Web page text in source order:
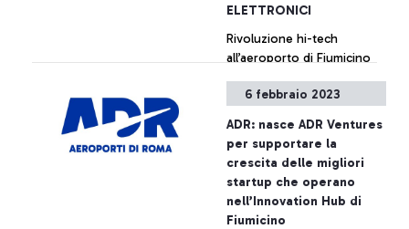
ELETTRONICI
Rivoluzione hi-tech
all’aeroporto di Fiumicino
di sicurezza prima
grazie ad una tecnologia
che esegue una vera e
propria “TAC”, i passeggeri
possono portare nel
+ Approfondisci
6 febbraio 2023
ADR: nasce ADR Ventures
per supportare la
crescita delle migliori
startup che operano
nell’Innovation Hub di
Fiumicino